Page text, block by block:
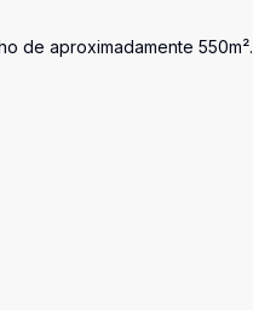
de aproximadamente 550m².